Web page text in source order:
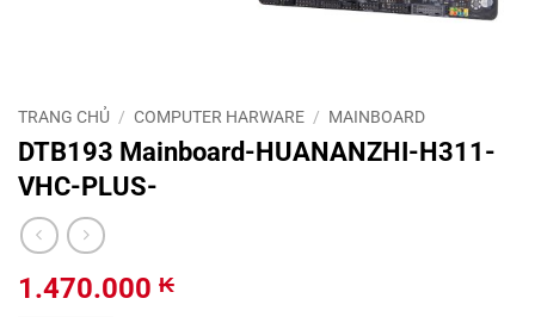
TRANG CHỦ / COMPUTER HARWARE / MAINBOARD
DTB193 Mainboard-HUANANZHI-H311-
VHC-PLUS-
1.470.000 ₭